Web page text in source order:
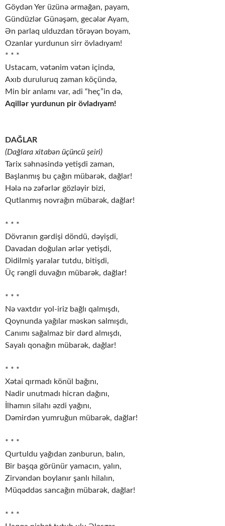
Göydən Yer üzünə ərmağan, payam,
Gündüzlər Günəşəm, gecələr Ayam,
Ən parlaq ulduzdan törəyən boyam,
Ozanlar yurdunun sirr övladıyam!
* * *
Ustacam, vətənim vətən içində,
Axıb duruluruq zaman köçündə,
Min bir anlamı var, adi “heç”in də,
Aqillər yurdunun pir övladıyam!
DAĞLAR
(Dağlara xitabən üçüncü şeiri)
Tarix səhnəsində yetişdi zaman,
Başlanmış bu çağın mübarək, dağlar!
Hələ nə zəfərlər gözləyir bizi,
Qutlanmış novrağın mübarək, dağlar!
* * *
Dövranın gərdişi döndü, dəyişdi,
Davadan doğulan ərlər yetişdi,
Didilmiş yaralar tutdu, bitişdi,
Üç rəngli duvağın mübarək, dağlar!
* * *
Nə vaxtdır yol-iriz bağlı qalmışdı,
Qoynunda yağılar məskən salmışdı,
Canımı sağalmaz bir dərd almışdı,
Sayalı qonağın mübarək, dağlar!
* * *
Xətai qırmadı könül bağını,
Nadir unutmadı hicran dağını,
İlhamın silahı əzdi yağını,
Dəmirdən yumruğun mübarək, dağlar!
* * *
Qurtuldu yağıdan zənburun, balın,
Bir başqa görünür yamacın, yalın,
Zirvəndən boylanır şanlı hilalın,
Müqəddəs sancağın mübarək, dağlar!
* * *